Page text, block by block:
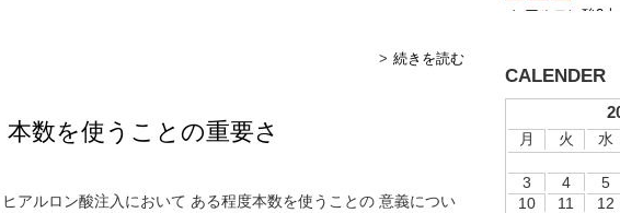
続きを読む
本数を使うことの重要さ
ルロン酸注入において ある程度本数を使うことの 意義につい
ヒアルロン酸2
CALENDER
月 火 水
3
4 5
10
11 12